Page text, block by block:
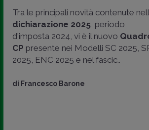
Tra le principali novità contenute
dichiarazione 2025, periodo
d'imposta 2024, vi è il nuovo
CP presente nei Modelli SC 2025,
2025, ENC 2025 e nel fascic..
di Francesco Barone